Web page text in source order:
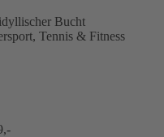
Bucht
Tennis & Fitness